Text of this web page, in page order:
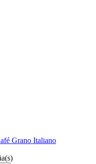
Grano Italiano